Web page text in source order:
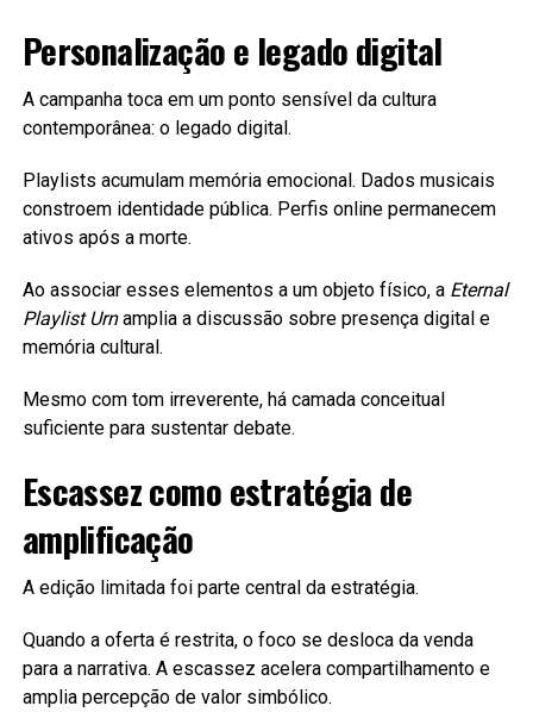
Personalização e legado digital
A campanha toca em um ponto sensível da cultura
contemporânea: o legado digital.
Playlists acumulam memória emocional. Dados musicais
constroem identidade pública. Perfis online permanecem
ativos após a morte.
Ao associar esses elementos a um objeto físico, a Eternal
Playlist Urnamplia a discussão sobre presença digital e
memória cultural.
Mesmo com tom irreverente, há camada conceitual
suficiente para sustentar debate.
Escassez como estratégia de
amplificação
A edição limitada foi parte central da estratégia.
Quando a oferta é restrita, o foco se desloca da venda
para a narrativa. A escassez acelera compartilhamento e
amplia percepção de valor simbólico.